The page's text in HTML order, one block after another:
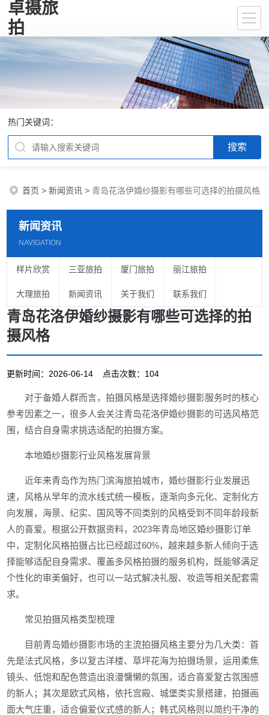
卓摄旅
拍
热门关键词：
首页 >新闻资讯 > 青岛花洛伊婚纱摄影有哪些可选择的拍摄风格
新闻资讯
NAVIGATION
样片欣赏 三亚旅拍 厦门旅拍 丽江旅拍
大理旅拍 新闻资讯 关于我们 联系我们
青岛花洛伊婚纱摄影有哪些可选择的拍
摄风格
更新时间：2026-06-14 点击次数：104
对于备婚人群而言，拍摄风格是选择婚纱摄影服务时的核心
参考因素之一，很多人会关注青岛花洛伊婚纱摄影的可选风格范
围，结合自身需求挑选适配的拍摄方案。
本地婚纱摄影行业风格发展背景
近年来青岛作为热门滨海旅拍城市，婚纱摄影行业发展迅
速，风格从早年的流水线式统一模板，逐渐向多元化、定制化方
向发展，海景、纪实、国风等不同类别的风格受到不同年龄段新
人的喜爱。根据公开数据资料，2023年青岛地区婚纱摄影订单
中，定制化风格拍摄占比已经超过60%，越来越多新人倾向于选
择能够适配自身需求、覆盖多风格拍摄的服务机构，既能够满足
个性化的审美偏好，也可以一站式解决礼服、妆造等相关配套需
求。
常见拍摄风格类型梳理
目前青岛婚纱摄影市场的主流拍摄风格主要分为几大类：首
先是法式风格，多以复古洋楼、草坪花海为拍摄场景，运用柔焦
镜头、低饱和配色营造出浪漫慵懒的氛围，适合喜爱复古氛围感
的新人；其次是欧式风格，依托宫殿、城堡类实景搭建，拍摄画
面大气庄重，适合偏爱仪式感的新人；韩式风格则以简约干净的